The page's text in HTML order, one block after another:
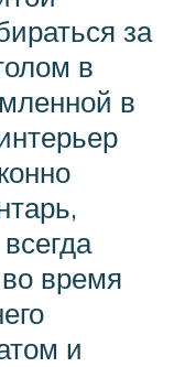
за
в
в
время
и